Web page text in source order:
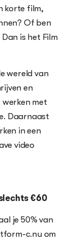
korte film,
Of ben
is het Film
wereld van
en
met
Daarnaast
in een
video
€60
je 50% van
c.nu om